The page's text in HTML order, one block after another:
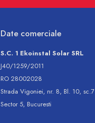
Date comerciale
S.C. 1 Ekoinstal Solar SRL
J40/1259/2011
RO 28002028
Strada Vigoniei, nr. 8, Bl. 10, sc.7
Sector 5, Bucuresti